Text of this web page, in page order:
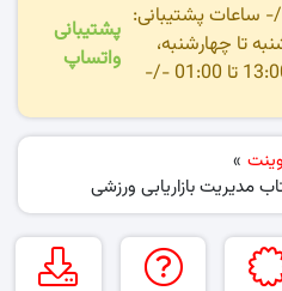
ساعات پشتیبانی:
تا چهارشنبه،
تا 01:00 -/-
پشتیبانی
واتساپ
»